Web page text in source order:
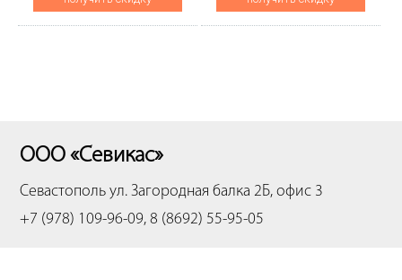
(CET),CET361089
ООО «Севикас»
Севастополь ул. Загородная балка 2Б, офис 3
+7 (978) 109-96-09, 8 (8692) 55-95-05